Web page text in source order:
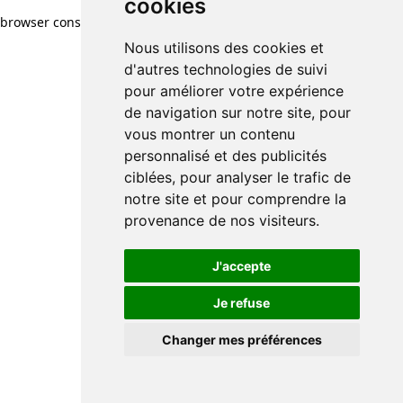
cookies
Nous utilisons des cookies et
d'autres technologies de suivi
pour améliorer votre expérience
de navigation sur notre site, pour
vous montrer un contenu
personnalisé et des publicités
ciblées, pour analyser le trafic de
notre site et pour comprendre la
provenance de nos visiteurs.
J'accepte
Je refuse
Changer mes préférences
browser console for more information)